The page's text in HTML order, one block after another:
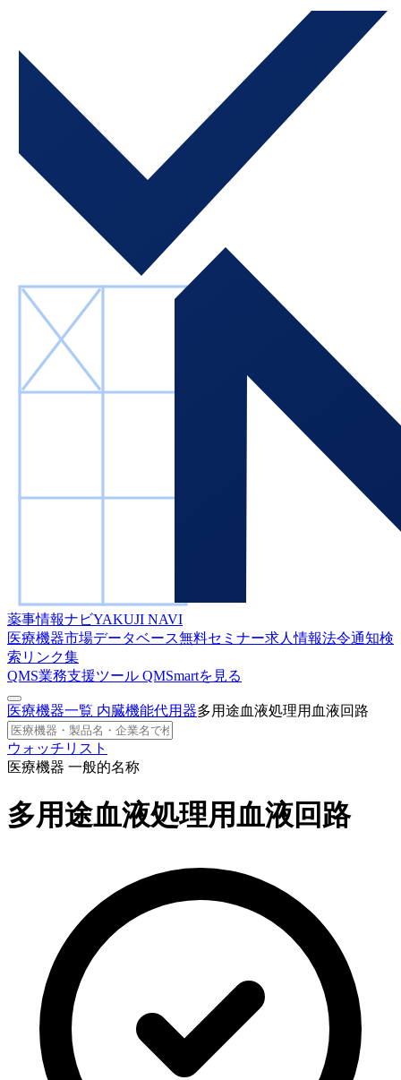
薬事情報ナビYAKUJI NAVI
医療機器市場データベース無料セミナー求人情報法令通知検
索 リンク集
QMS業務支援ツール QMSmartを見る
医療機器一覧 内臓機能代用器多用途血液処理用血液回路
ウォッチリスト
医療機器 一般的名称
多用途血液処理用血液回路